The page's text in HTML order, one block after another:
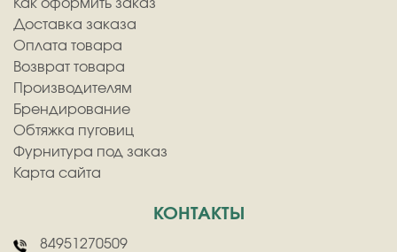
Как оформить заказ
Доставка заказа
Оплата товара
Возврат товара
Производителям
Брендирование
Обтяжка пуговиц
Фурнитура под заказ
Карта сайта
КОНТАКТЫ
84951270509